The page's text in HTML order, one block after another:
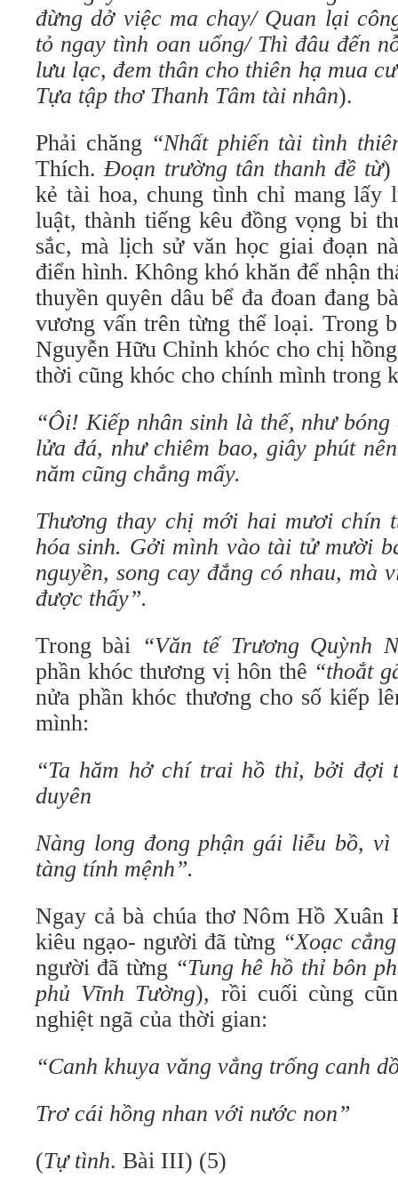
đừng dở việc ma chay/ Quan lại
tỏ ngay tình oan uổng/ Thì đâu đến
lưu lạc, đem thân cho thiên hạ mua
Tựa tập thơ Thanh Tâm tài nhân).
Phải chăng “Nhất phiến tài tình
Thích.Đoạn trường tân thanh đề từ)
kẻ tài hoa, chung tình chỉ mang lấy
luật, thành tiếng kêu đồng vọng bi
sắc, mà lịch sử văn học giai đoạn
điển hình. Không khó khăn để nhận
thuyền quyên dâu bể đa đoan đang
vương vấn trên từng thể loại. Trong
Nguyễn Hữu Chỉnh khóc cho chị
thời cũng khóc cho chính mình trong
“Ôi! Kiếp nhân sinh là thế, như
lửa đá, như chiêm bao, giây phút
năm cũng chẳng mấy.
Thương thay chị mới hai mươi chín
hóa sinh. Gởi mình vào tài tử mười
nguyền, song cay đắng có nhau, mà
được thấy”.
Trong bài “Văn tế Trương Quỳnh
phần khóc thương vị hôn thê “thoắt
nửa phần khóc thương cho số kiếp
mình:
“Ta hăm hở chí trai hồ thỉ, bởi đợi
duyên
Nàng long đong phận gái liễu bồ, vì
tàng tính mệnh”.
Ngay cả bà chúa thơ Nôm Hồ Xuân
kiêu ngạo- người đã từng “Xoạc
người đã từng “Tung hê hồ thỉ bôn
phủ Vĩnh Tường), rồi cuối cùng
nghiệt ngã của thời gian:
“Canh khuya văng vẳng trống canh
Trơ cái hồng nhan với nước non”
(Tự tình. Bài III) (5)